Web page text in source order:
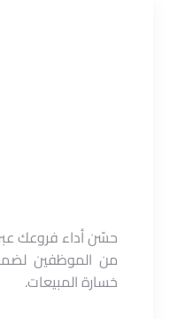
حسّن أداء فروعك
من الموظفين
خسارة المبيعات.